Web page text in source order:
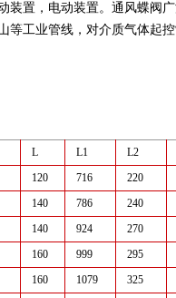
装置，电动装置。通风蝶阀广
等工业管线，对介质气体起
L L1 L2
120 716 220
140 786 240
140 924 270
160 999 295
160 1079 325